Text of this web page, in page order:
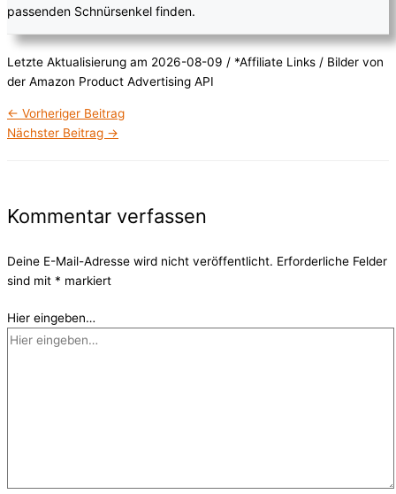
passenden Schnürsenkel finden.
Letzte Aktualisierung am 2026-08-09 / *Affiliate Links / Bilder von
der Amazon Product Advertising API
← Vorheriger Beitrag
Nächster Beitrag →
Kommentar verfassen
Deine E-Mail-Adresse wird nicht veröffentlicht. Erforderliche Felder
sind mit * markiert
Hier eingeben…